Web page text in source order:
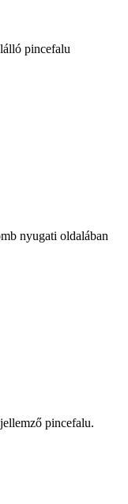
pincefalu
nyugati oldalában
pincefalu.